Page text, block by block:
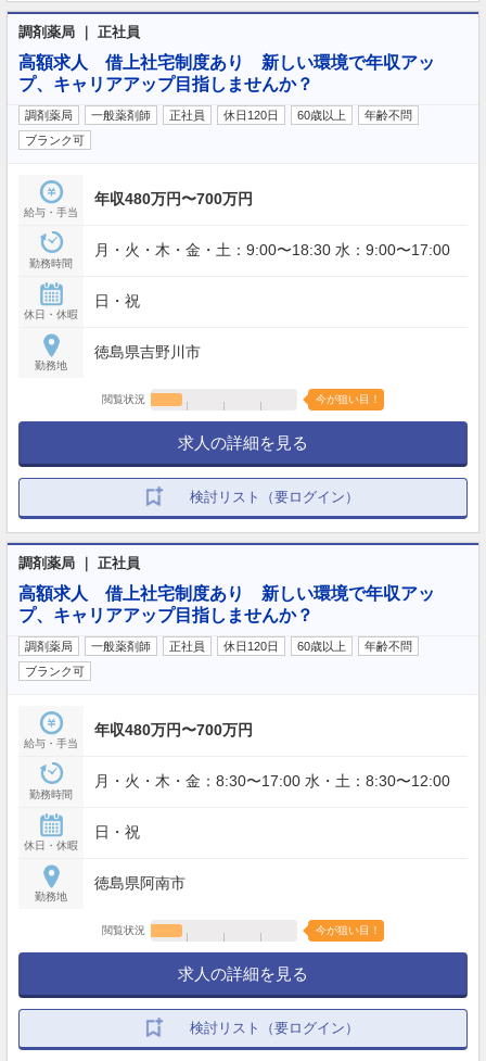
調剤薬局 ｜ 正社員
高額求人 借上社宅制度あり 新しい環境で年収アッ
プ、キャリアアップ目指しませんか？
調剤薬局 一般薬剤師 正社員 休日120日 60歳以上
年齢不問
ブランク可
給与・手当
年収480万円〜700万円
勤務時間
月・火・木・金・土：9:00〜18:30 水：9:00〜17:00
休日・休暇
日・祝
勤務地
徳島県吉野川市
閲覧状況 今が狙い目！
求人の詳細を見る
検討リスト（要ログイン）
調剤薬局 ｜ 正社員
高額求人 借上社宅制度あり 新しい環境で年収アッ
プ、キャリアアップ目指しませんか？
調剤薬局 一般薬剤師 正社員 休日120日 60歳以上
年齢不問
ブランク可
給与・手当
年収480万円〜700万円
勤務時間
月・火・木・金：8:30〜17:00 水・土：8:30〜12:00
休日・休暇
日・祝
勤務地
徳島県阿南市
閲覧状況 今が狙い目！
求人の詳細を見る
検討リスト（要ログイン）